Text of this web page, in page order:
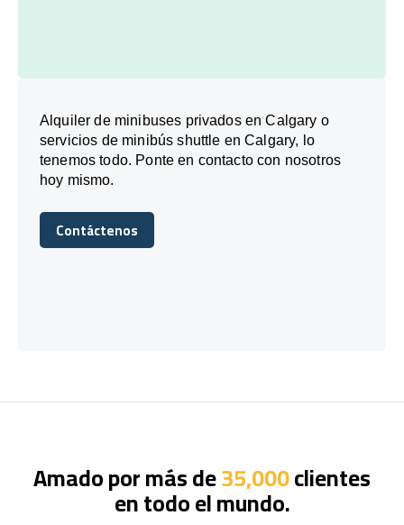
Alquiler de minibuses privados en Calgary o
servicios de minibús shuttle en Calgary, lo
tenemos todo. Ponte en contacto con nosotros
hoy mismo.
Contáctenos
Contáctenos
Amado por más de35,000clientes
en todo el mundo.